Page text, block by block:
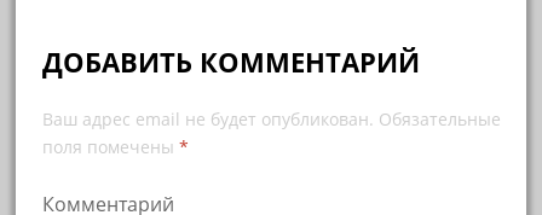
ДОБАВИТЬ КОММЕНТАРИЙ
Ваш адрес email не будет опубликован. Обязательные
поля помечены *
Комментарий